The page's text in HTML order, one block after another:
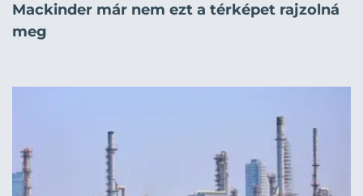
Mackinder már nem ezt a térképet rajzolná
meg